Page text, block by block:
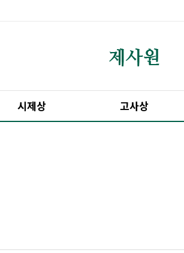
시제상 고사상